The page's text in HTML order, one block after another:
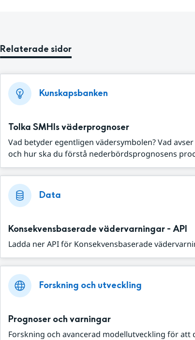
Relaterade sidor
Kunskapsbanken
Tolka SMHIs väderprognoser
Vad betyder egentligen vädersymbolen? Vad
och hur ska du förstå nederbördsprognosens
Data
Konsekvensbaserade vädervarningar - API
Ladda ner API för Konsekvensbaserade
Forskning och utveckling
Prognoser och varningar
Forskning och avancerad modellutveckling för att